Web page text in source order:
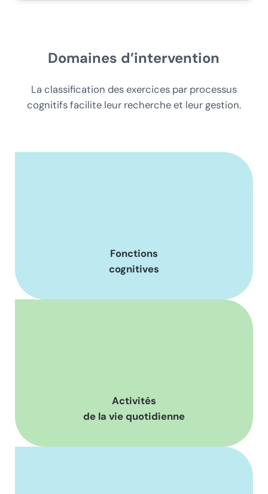
Domaines d’intervention
La classification des exercices par processus
cognitifs facilite leur recherche et leur gestion.
Fonctions
cognitives
Activités
de la vie quotidienne